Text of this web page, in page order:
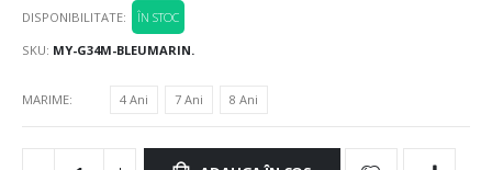
DISPONIBILITATE:
ÎN STOC
SKU MY-G34M-BLEUMARIN.
MARIME 4 Ani 7 Ani 8 Ani